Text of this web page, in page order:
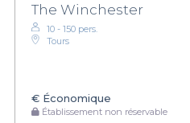
The Winchester
10 - 150 pers.
Tours
€ Économique
Établissement non réservable